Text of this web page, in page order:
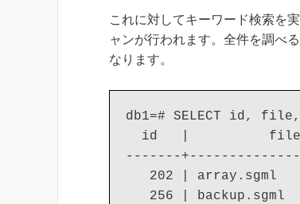
これに対してキーワード検索を
ャンが行われます。全件を調べ
なります。
db1=# SELECT id, file,
id   |
-------
202 | array.sgml
256 | backup.sgml